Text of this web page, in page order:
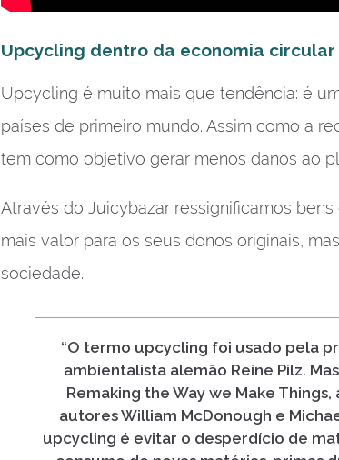
Upcycling dentro da economia circular
Upcycling é muito mais que tendência: é
países de primeiro mundo. Assim como a
tem como objetivo gerar menos danos ao
Através do Juicybazar ressignificamos
mais valor para os seus donos originais,
sociedade.
“O termo upcycling foi usado pela
ambientalista alemão Reine Pilz.
Remaking the Way we Make
autores William McDonough e
upcycling é evitar o desperdício de